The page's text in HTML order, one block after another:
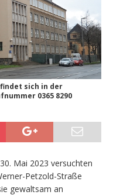
sich in der
0365 8290
Mai 2023 versuchten
Petzold-Straße
gewaltsam an